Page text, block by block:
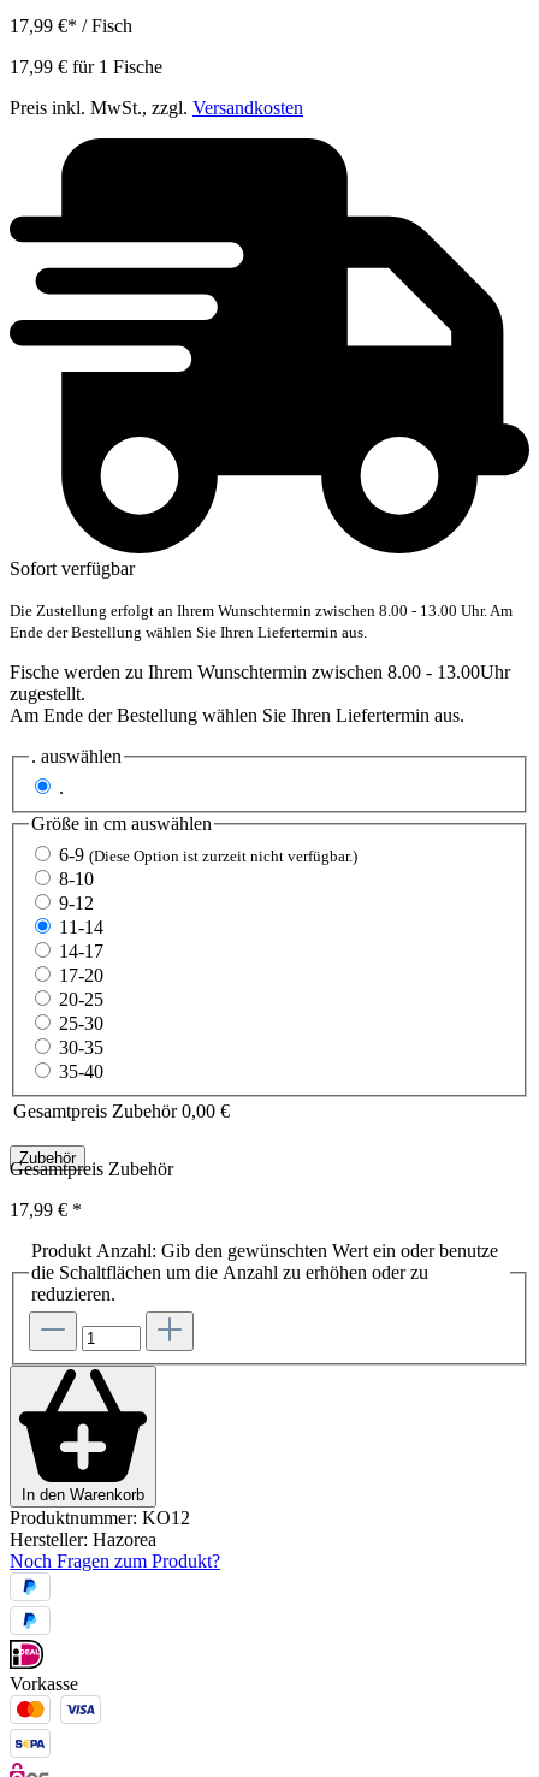
17,99 €* / Fisch
17,99 € für 1 Fische
Preis inkl. MwSt., zzgl. Versandkosten
Sofort verfügbar
Die Zustellung erfolgt an Ihrem Wunschtermin zwischen 8.00 - 13.00 Uhr. Am
Ende der Bestellung wählen Sie Ihren Liefertermin aus.
Fische werden zu Ihrem Wunschtermin zwischen 8.00 - 13.00Uhr
zugestellt.
Am Ende der Bestellung wählen Sie Ihren Liefertermin aus.
. auswählen
.
Größe in cm auswählen
6-9 (Diese Option ist zurzeit nicht verfügbar.)
8-10
9-12
11-14
14-17
17-20
20-25
25-30
30-35
35-40
Gesamtpreis Zubehör 0,00 €
Zubehör
Gesamtpreis Zubehör
17,99 € *
Produkt Anzahl: Gib den gewünschten Wert ein oder benutze
die Schaltflächen um die Anzahl zu erhöhen oder zu
reduzieren.
In den Warenkorb
Produktnummer: KO12
Hersteller: Hazorea
Noch Fragen zum Produkt?
Vorkasse